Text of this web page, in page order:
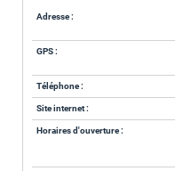
Adresse :
GPS :
Téléphone :
Site internet :
Horaires d'ouverture :